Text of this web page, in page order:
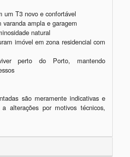
um T3 novo e confortável
ampla e garagem
natural
imóvel em zona residencial com
perto do Porto, mantendo
são meramente indicativas e
alterações por motivos técnicos,